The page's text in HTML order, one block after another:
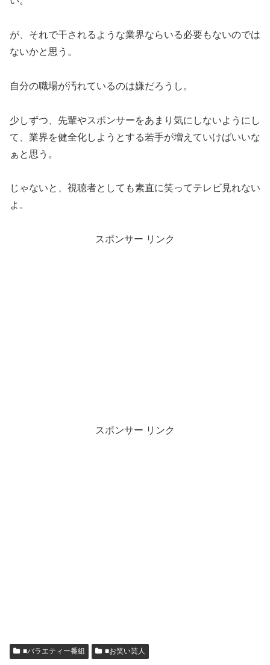
が、それで干されるような業界ならいる必要もないのでは
ないかと思う。
自分の職場が汚れているのは嫌だろうし。
少しずつ、先輩やスポンサーをあまり気にしないようにし
て、業界を健全化しようとする若手が増えていけばいいな
ぁと思う。
じゃないと、視聴者としても素直に笑ってテレビ見れない
よ。
スポンサー リンク
スポンサー リンク
■バラエティー番組 ■お笑い芸人